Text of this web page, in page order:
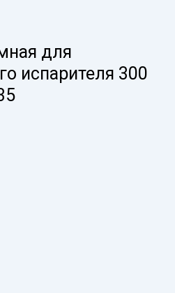
для
испарителя 300